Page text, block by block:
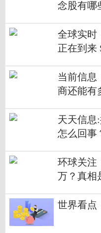
念股有哪
全球实时
正在到来
当前信息
商还能有
天天信息
怎么回事
环球关注
万？真相
世界看点